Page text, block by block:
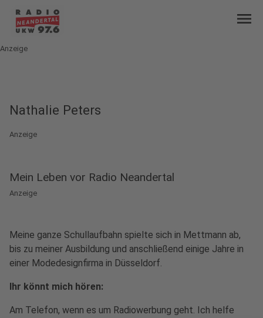
menu
Anzeige
Nathalie Peters
Anzeige
Mein Leben vor Radio Neandertal
Anzeige
Meine ganze Schullaufbahn spielte sich in Mettmann ab,
bis zu meiner Ausbildung und anschließend einige Jahre in
einer Modedesignfirma in Düsseldorf.
Ihr könnt mich hören:
Am Telefon, wenn es um Radiowerbung geht. Ich helfe